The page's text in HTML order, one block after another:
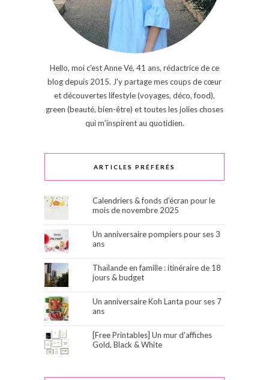
Hello, moi c'est Anne Vé, 41 ans, rédactrice de ce
blog depuis 2015. J'y partage mes coups de cœur
et découvertes lifestyle (voyages, déco, food),
green (beauté, bien-être) et toutes les jolies choses
qui m'inspirent au quotidien.
ARTICLES PRÉFÉRÉS
Calendriers & fonds d'écran pour le
mois de novembre 2025
Un anniversaire pompiers pour ses 3
ans
Thaïlande en famille : itinéraire de 18
jours & budget
Un anniversaire Koh Lanta pour ses 7
ans
[Free Printables] Un mur d'affiches
Gold, Black & White